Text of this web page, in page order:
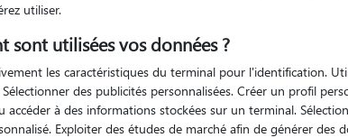
Indiquez vos dates
utiliser.
sont utilisées vos données ?
les caractéristiques du terminal pour l'identification.
des publicités personnalisées. Créer un profil
accéder à des informations stockées sur un terminal.
Exploiter des études de marché afin de générer des